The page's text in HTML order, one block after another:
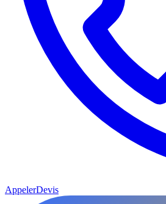
AppelerDevis